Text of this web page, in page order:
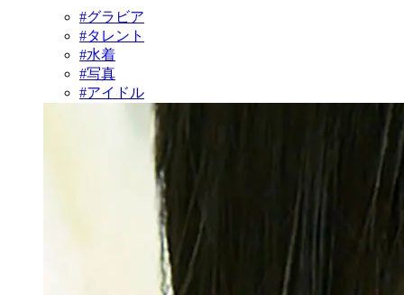
#グラビア
#タレント
#水着
#写真
#アイドル